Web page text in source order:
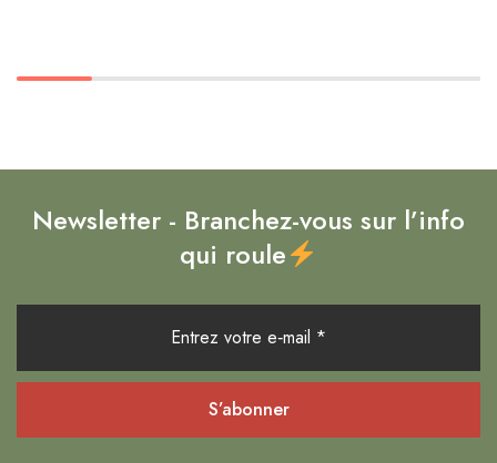
Newsletter - Branchez-vous sur l’info
qui roule